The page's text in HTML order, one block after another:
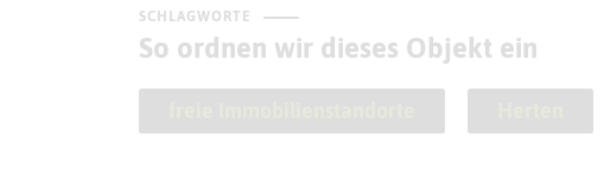
SCHLAGWORTE
So ordnen wir dieses Objekt ein